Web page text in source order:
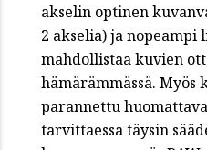
akselin optinen
2 akselia) ja nopeampi
mahdollistaa kuvien
hämärämmässä.
parannettu
tarvittaessa täysin